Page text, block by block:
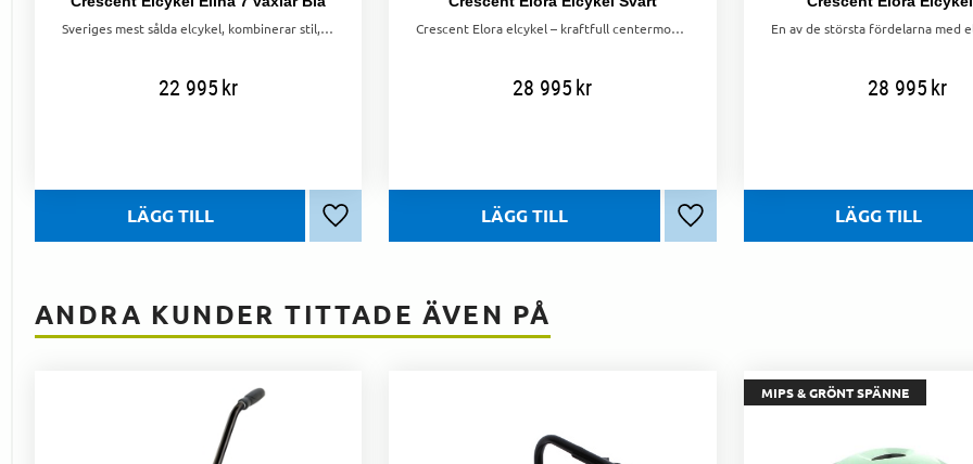
Sveriges mest sålda elcykel, kombinerar stil, komfort och kraft. Med EGOING-system, 7 växlar och en praktisk design är den perfekt för vardagscykling
22 995kr
Lägg till i favoriter
Crescent Elora elcykel – kraftfull centermotor, 7 växlar och lågt insteg. Perfekt för vardagen med pakethållarbatteri och smarta lastmöjligheter.
28 995kr
Lägg till i favoriter
28 995kr
ANDRA KUNDER TITTADE ÄVEN PÅ
MIPS & GRÖNT SPÄNNE